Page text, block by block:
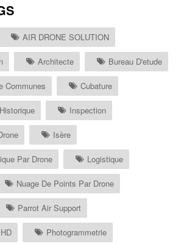
AIR DRONE SOLUTION
Architecte Bureau D'etude
Communes Cubature
Historique Inspection
Isère
Par Drone Logistique
Nuage De Points Par Drone
Parrot Air Support
Photogrammetrie